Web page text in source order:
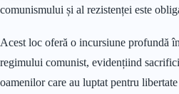
comunismului și al rezistenței este
Acest loc oferă o incursiune profundă
regimului comunist, evidențiind
oamenilor care au luptat pentru